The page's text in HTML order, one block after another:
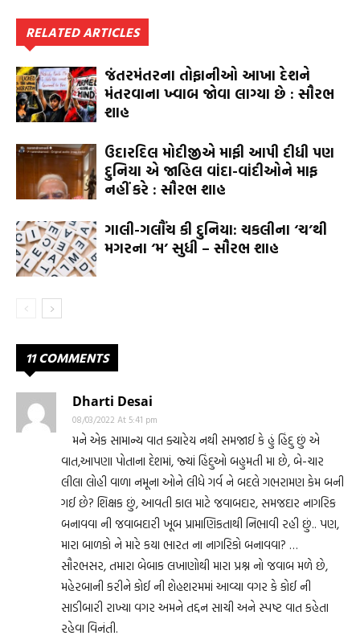
RELATED ARTICLES
જંતરમંતરના તોફાનીઓ આખા દેશને
મંતરવાના ખ્વાબ જોવા લાગ્યા છે : સૌરભ
શાહ
ઉદારદિલ મોદીજીએ માફી આપી દીધી પણ
દુનિયા એ જાહિલ વાંદા-વાંદીઓને માફ
નહીં કરે : સૌરભ શાહ
ગાલી-ગલૌંચ કી દુનિયા: ચકલીના ‘ચ’થી
મગરના ‘મ’ સુધી – સૌરભ શાહ
11 COMMENTS
Dharti Desai
08/03/2022 At 5:41 pm
મને એક સામાન્ય વાત ક્યારેય નથી સમજાઈ કે હું હિંદુ છું એ
વાત,આપણા પોતાના દેશમાં, જ્યાં હિંદુઓ બહુમતી મા છે, બે-ચાર
લીલા લોહી વાળા નમૂના ઓને લીધે ગર્વ ને બદલે ગભરામણ કેમ બની
ગઈ છે? શિક્ષક છું, આવતી કાલ માટે જવાબદાર, સમજદાર નાગરિક
બનાવવા ની જવાબદારી ખૂબ પ્રામાણિકતાથી નિભાવી રહી છું.. પણ,
મારા બાળકો ને મારે કયા ભારત ના નાગરિકો બનાવવા? …
સૌરભસર, તમારા બેબાક લખાણોથી મારા પ્રશ્ન નો જવાબ મળે છે,
મહેરબાની કરીને કોઈ ની શેહશરમમાં આવ્યા વગર કે કોઈ ની
સાડીબારી રાખ્યા વગર અમને તદ્દન સાચી અને સ્પષ્ટ વાત કહેતા
રહેવા વિનંતી.